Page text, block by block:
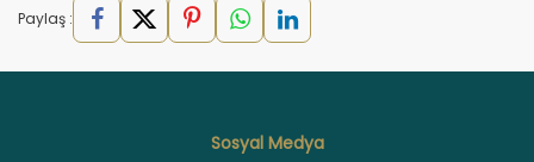
Paylaş :
Sosyal Medya